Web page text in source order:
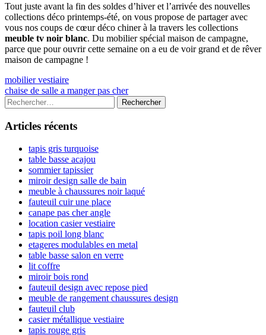
Tout juste avant la fin des soldes d’hiver et l’arrivée des nouvelles
collections déco printemps-été, on vous propose de partager avec
vous nos coups de cœur déco chiner à la travers les collections
meuble tv noir blanc. Du mobilier spécial maison de campagne,
parce que pour ouvrir cette semaine on a eu de voir grand et de rêver
maison de campagne !
Navigation
de
l’article
Previous
article:
mobilier vestiaire
Next
article:
chaise de salle a manger pas cher
Colonne
latérale
principale
Rechercher :
Articles récents
tapis gris turquoise
table basse acajou
sommier tapissier
miroir design salle de bain
meuble à chaussures noir laqué
fauteuil cuir une place
canape pas cher angle
location casier vestiaire
tapis poil long blanc
etageres modulables en metal
table basse salon en verre
lit coffre
miroir bois rond
fauteuil design avec repose pied
meuble de rangement chaussures design
fauteuil club
casier métallique vestiaire
tapis rouge gris